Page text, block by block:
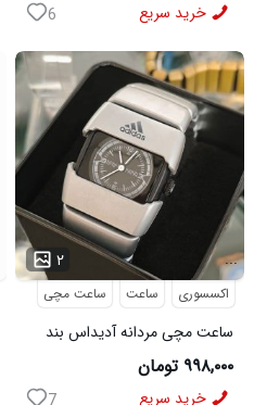
خرید سریع 6
۲ ...
اکسسوری ساعت ساعت مچی
ساعت مچی مردانه آدیداس بند
استیل فنری لوکس نقره ای
۹۹۸,۰۰۰ تومان
خرید سریع